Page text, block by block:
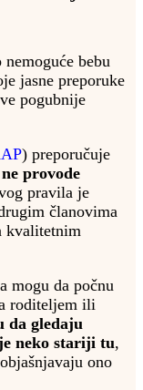
bebu
jasne preporuke
pogubnije
) preporučuje
provode
pravila je
članovima
kvalitetnim
mogu da počnu
roditeljem ili
da gledaju
neko stariji tu,
ono